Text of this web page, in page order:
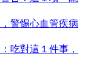
警惕心血管疾病
吃對這１件事，